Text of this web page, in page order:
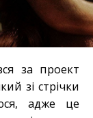
за проект
зі стрічки
адже це